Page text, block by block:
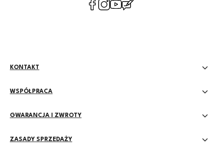
KONTAKT
WSPÓŁPRACA
GWARANCJA I ZWROTY
ZASADY SPRZEDAŻY